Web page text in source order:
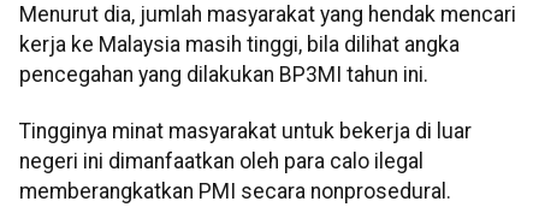
Menurut dia, jumlah masyarakat yang hendak mencari
kerja ke Malaysia masih tinggi, bila dilihat angka
pencegahan yang dilakukan BP3MI tahun ini.
Tingginya minat masyarakat untuk bekerja di luar
negeri ini dimanfaatkan oleh para calo ilegal
memberangkatkan PMI secara nonprosedural.